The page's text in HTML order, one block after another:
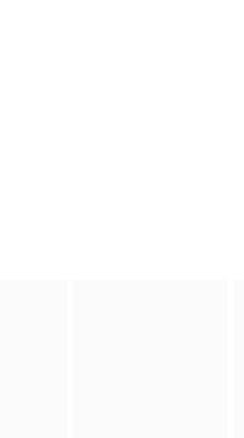
第七，他也是父亲第
公民凯恩》剧本，人们将通过